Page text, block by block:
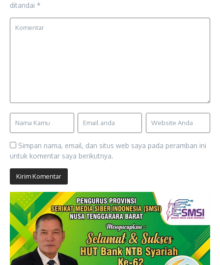
ditandai *
Simpan nama, email, dan situs web saya pada peramban ini
untuk komentar saya berikutnya.